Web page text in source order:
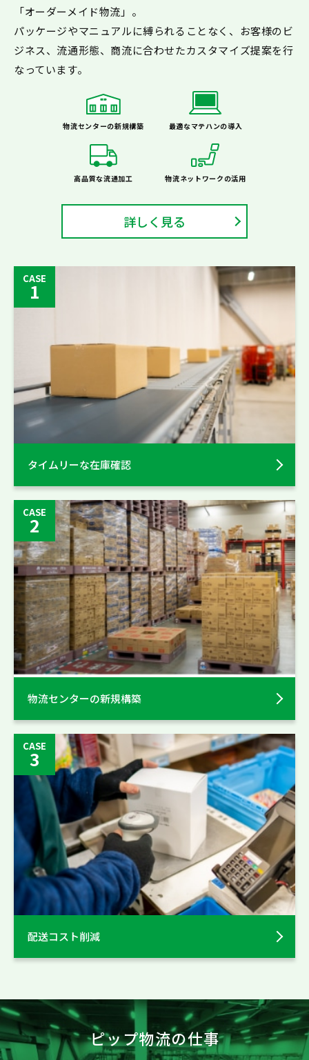
「オーダーメイド物流」。
パッケージやマニュアルに縛られることなく、お客様のビ
ジネス、流通形態、商流に合わせたカスタマイズ提案を行
なっています。
物流センターの新規構築 最適なマテハンの導入
高品質な流通加工 物流ネットワークの活用
詳しく見る
CASE
1
タイムリーな在庫確認
CASE
2
物流センターの新規構築
CASE
3
配送コスト削減
ピップ物流の仕事